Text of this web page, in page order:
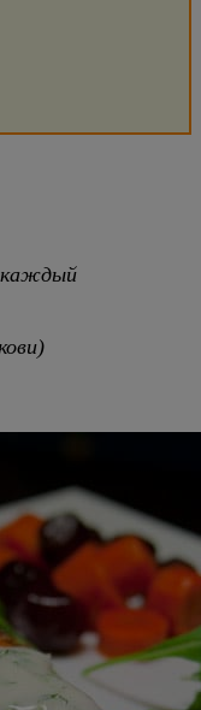
каждый